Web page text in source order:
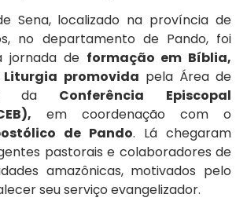
Sena, localizado na província de
no departamento de Pando, foi
jornada de formação em Bíblia,
Liturgia promovida pela Área de
da Conferência Episcopal
em coordenação com o
de Pando. Lá chegaram
pastorais e colaboradores de
amazônicas, motivados pelo
seu serviço evangelizador.